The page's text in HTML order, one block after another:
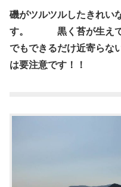
磯がツルツルしたきれい
す。 黒く苔が生えて
でもできるだけ近寄ら
は要注意です！！